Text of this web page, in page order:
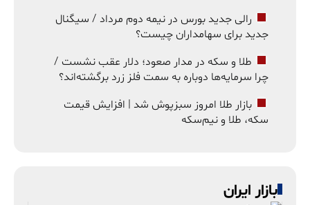
رالی جدید بورس در نیمه دوم مرداد / سیگنال
جدید برای سهامداران چیست؟
طلا و سکه در مدار صعود؛ دلار عقب نشست /
چرا سرمایه‌ها دوباره به سمت فلز زرد برگشته‌اند؟
بازار طلا امروز سبزپوش شد | افزایش قیمت
سکه، طلا و نیم‌سکه
بازار ایران